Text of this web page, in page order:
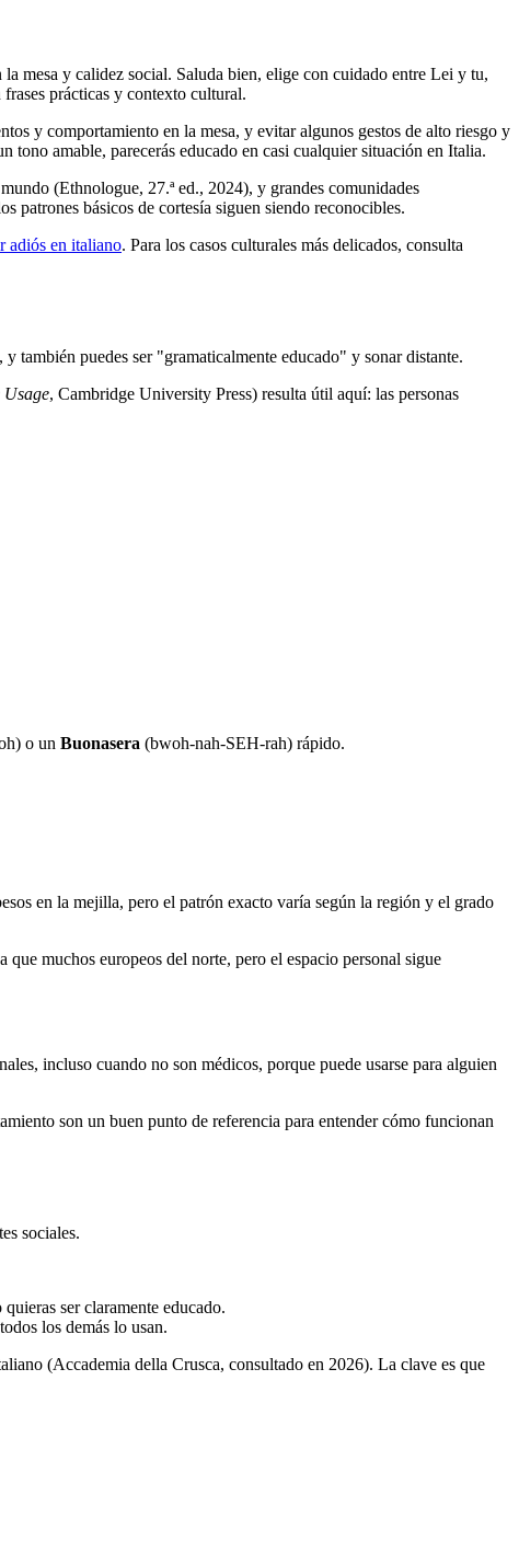
mesa y calidez social. Saluda bien, elige con cuidado entre Lei y tu,
prácticas y contexto cultural.
y comportamiento en la mesa, y evitar algunos gestos de alto riesgo y
tono amable, parecerás educado en casi cualquier situación en Italia.
(Ethnologue, 27.ª ed., 2024), y grandes comunidades
patrones básicos de cortesía siguen siendo reconocibles.
adiós en italiano. Para los casos culturales más delicados, consulta
también puedes ser "gramaticalmente educado" y sonar distante.
Usage, Cambridge University Press) resulta útil aquí: las personas
o un Buonasera (bwoh-nah-SEH-rah) rápido.
en la mejilla, pero el patrón exacto varía según la región y el grado
muchos europeos del norte, pero el espacio personal sigue
incluso cuando no son médicos, porque puede usarse para alguien
son un buen punto de referencia para entender cómo funcionan
sociales.
ser claramente educado.
los demás lo usan.
(Accademia della Crusca, consultado en 2026). La clave es que